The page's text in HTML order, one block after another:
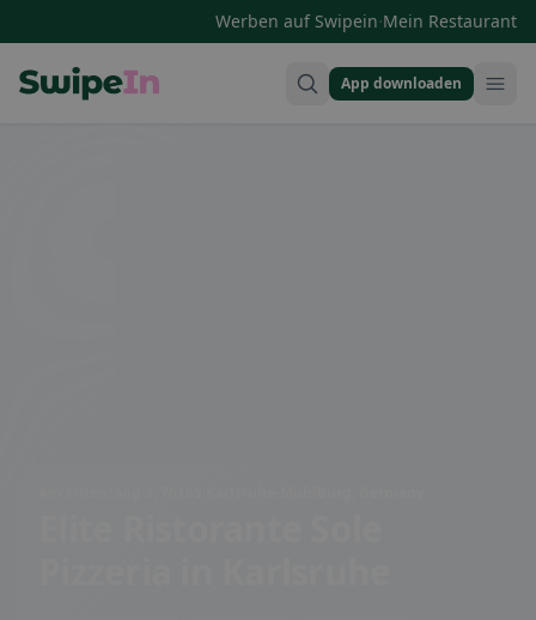
Werben auf Swipein·Mein Restaurant
App downloaden